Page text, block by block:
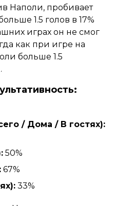
Наполи, пробивает
1.5 голов в 17%
играх он не смог
как при игре на
больше 1.5
/ Дома / В гостях):
50%
67%
33%